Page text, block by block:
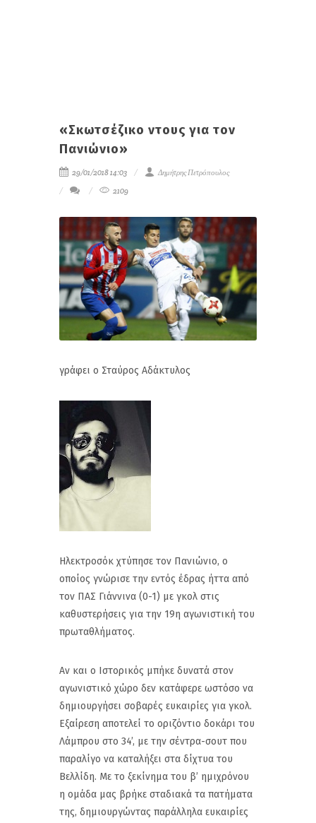
«Σκωτσέζικο ντους για τον
Πανιώνιο»
29/01/2018 14:03
Δημήτρης Πετρόπουλος
2109
γράφει ο Σταύρος Αδάκτυλος
Ηλεκτροσόκ χτύπησε τον Πανιώνιο, ο
οποίος γνώρισε την εντός έδρας ήττα από
τον ΠΑΣ Γιάννινα (0-1) με γκολ στις
καθυστερήσεις για την 19η αγωνιστική του
πρωταθλήματος.
Αν και ο Ιστορικός μπήκε δυνατά στον
αγωνιστικό χώρο δεν κατάφερε ωστόσο να
δημιουργήσει σοβαρές ευκαιρίες για γκολ.
Εξαίρεση αποτελεί το οριζόντιο δοκάρι του
Λάμπρου στο 34’, με την σέντρα-σουτ που
παραλίγο να καταλήξει στα δίχτυα του
Βελλίδη. Με το ξεκίνημα του β’ ημιχρόνου
η ομάδα μας βρήκε σταδιακά τα πατήματα
της, δημιουργώντας παράλληλα ευκαιρίες